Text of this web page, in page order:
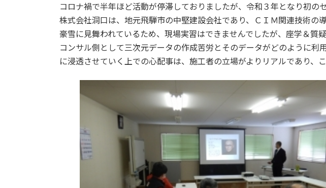
:
コロナ禍で半年ほど活動が停滞しておりましたが、令和３年となり初の
株式会社洞口は、地元飛騨市の中堅建設会社であり、ＣＩＭ関連技術の
豪雪に見舞われているため、現場実習はできませんでしたが、座学＆質
コンサル側として三次元データの作成苦労とそのデータがどのように
に浸透させていく上での心配事は、施工者の立場がよりリアルであり、